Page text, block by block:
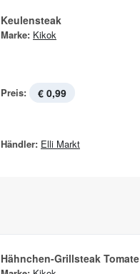
Keulensteak
Marke: Kikok
Preis: € 0,99
Händler: Elli Markt
Hähnchen-Grillsteak Tomate